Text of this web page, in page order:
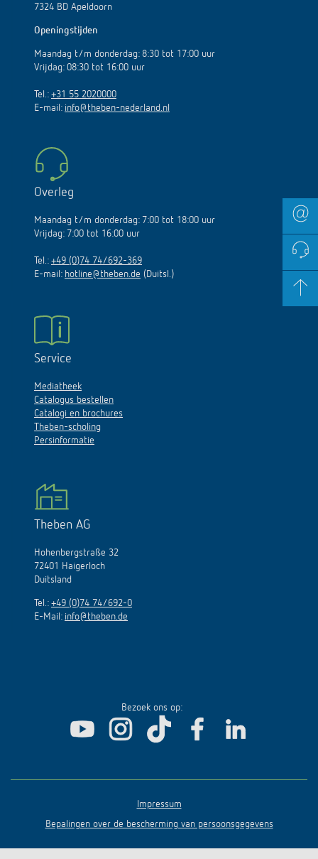
7324 BD Apeldoorn
Openingstijden
Maandag t/m donderdag: 8:30 tot 17:00 uur
Vrijdag: 08:30 tot 16:00 uur
Tel.: +31 55 2020000
E-mail: info@theben-nederland.nl
Overleg
Maandag t/m donderdag: 7:00 tot 18:00 uur
Vrijdag: 7:00 tot 16:00 uur
Tel.: +49 (0)74 74/692-369
E-mail: hotline@theben.de (Duitsl.)
Service
Mediatheek
Catalogus bestellen
Catalogi en brochures
Theben-scholing
Persinformatie
Theben AG
Hohenbergstraße 32
72401 Haigerloch
Duitsland
Tel.: +49 (0)74 74/692-0
E-Mail: info@theben.de
Bezoek ons op:
Impressum
Bepalingen over de bescherming van persoonsgegevens